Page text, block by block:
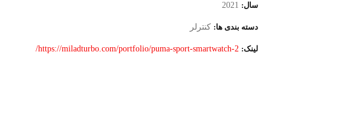
سال: 2021
دسته بندی ها: کنترلر
لینک: https://miladturbo.com/portfolio/puma-sport-smartwatch-2/